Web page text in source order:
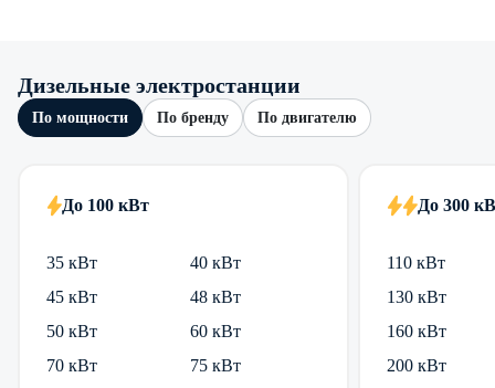
Дизельные электростанции
По мощности По бренду По двигателю
До 100 кВт
35 кВт
40 кВт
45 кВт
48 кВт
50 кВт
60 кВт
70 кВт
75 кВт
До 300
110 кВт
130 кВт
160 кВт
200 кВт